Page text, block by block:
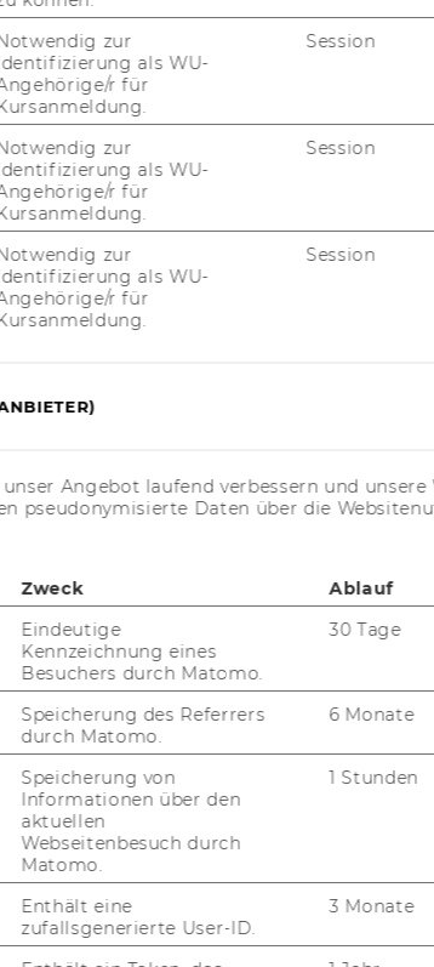
zur
als WU-
r für
Session
zur
als WU-
r für
Session
zur
als WU-
r für
Session
Angebot laufend verbessern und unsere
pseudonymisierte Daten über die
Zweck Ablauf
Eindeutige
Kennzeichnung eines
Besuchers durch Matomo.
30 Tage
Speicherung des Referrers
durch Matomo.
6 Monate
Speicherung von
Informationen über den
aktuellen
Webseitenbesuch durch
Matomo.
1 Stunden
Enthält eine
zufallsgenerierte User-ID.
3 Monate